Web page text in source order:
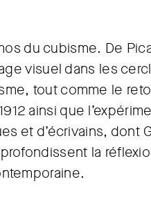
du cubisme. De
visuel dans les
tout comme le
ainsi que
et d’écrivains, dont
la